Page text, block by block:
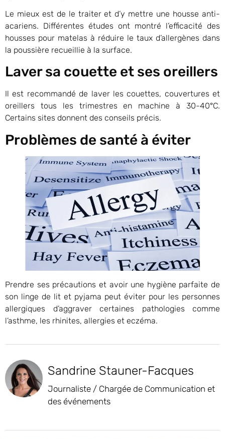
Le mieux est de le traiter et d’y mettre une housse anti-
acariens. Différentes études ont montré l’efficacité des
housses pour matelas à réduire le taux d’allergènes dans
la poussière recueillie à la surface.
Laver sa couette et ses oreillers
Il est recommandé de laver les couettes, couvertures et
oreillers tous les trimestres en machine à 30-40°C.
Certains sites donnent des conseils précis.
Problèmes de santé à éviter
Prendre ses précautions et avoir une hygiène parfaite de
son linge de lit et pyjama peut éviter pour les personnes
allergiques d’aggraver certaines pathologies comme
l’asthme, les rhinites, allergies et eczéma.
Sandrine Stauner-Facques
Journaliste / Chargée de Communication et
des événements